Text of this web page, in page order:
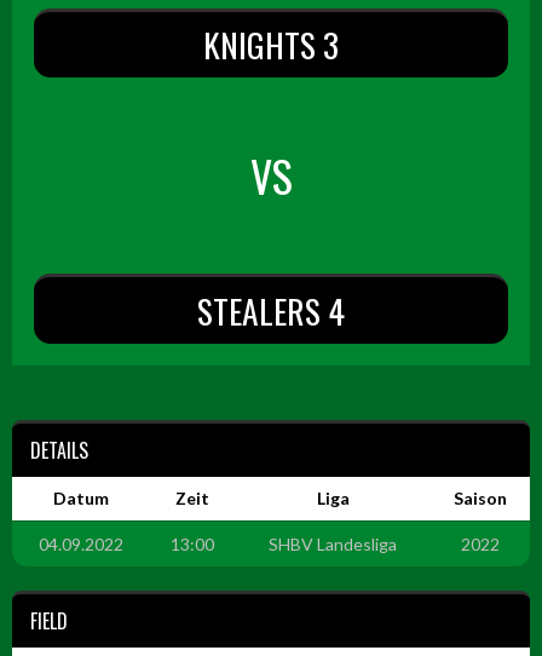
KNIGHTS 3
VS
STEALERS 4
DETAILS
Datum Zeit Liga Saison
04.09.2022 13:00 SHBV Landesliga 2022
FIELD